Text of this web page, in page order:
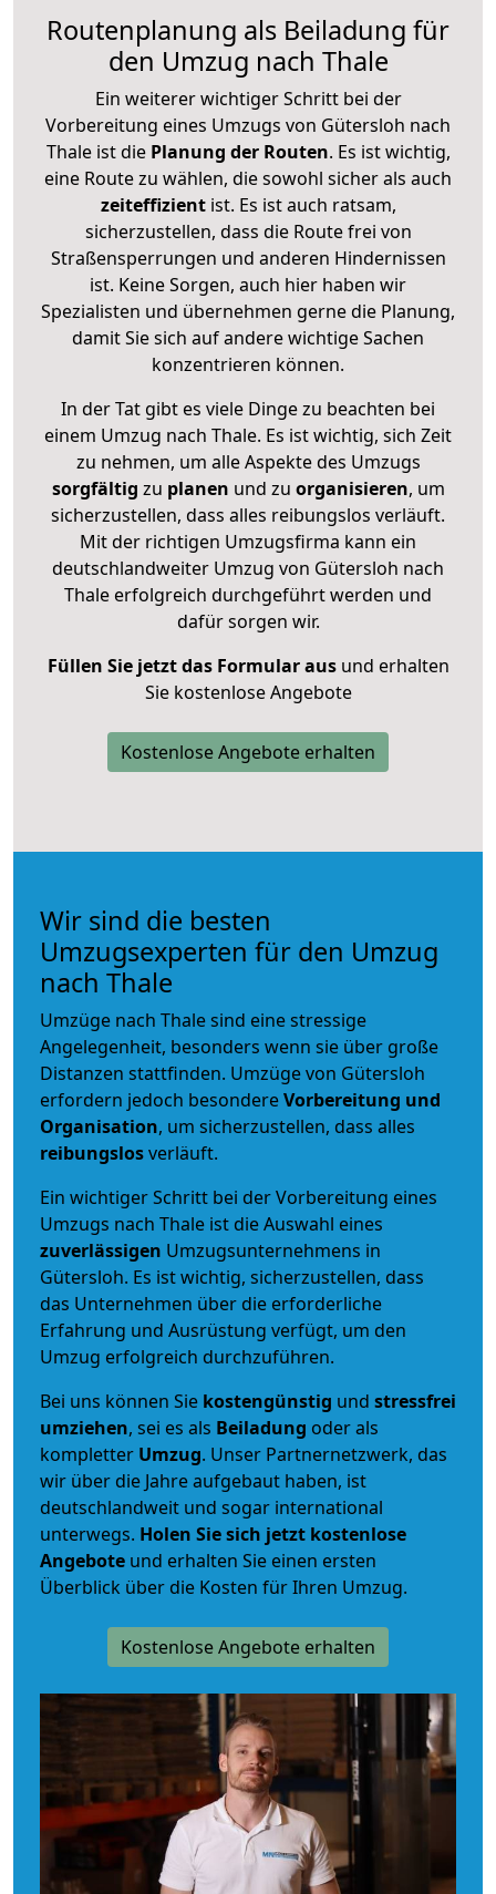
Routenplanung als Beiladung für
den Umzug nach Thale
Ein weiterer wichtiger Schritt bei der
Vorbereitung eines Umzugs von Gütersloh nach
Thale ist diePlanung der Routen. Es ist wichtig,
eine Route zu wählen, die sowohl sicher als auch
zeiteffizientist. Es ist auch ratsam,
sicherzustellen, dass die Route frei von
Straßensperrungen und anderen Hindernissen
ist. Keine Sorgen, auch hier haben wir
Spezialisten und übernehmen gerne die Planung,
damit Sie sich auf andere wichtige Sachen
konzentrieren können.
In der Tat gibt es viele Dinge zu beachten bei
einem Umzug nach Thale. Es ist wichtig, sich Zeit
zu nehmen, um alle Aspekte des Umzugs
sorgfältig zu planen und zu organisieren, um
sicherzustellen, dass alles reibungslos verläuft.
Mit der richtigen Umzugsfirma kann ein
deutschlandweiter Umzug von Gütersloh nach
Thale erfolgreich durchgeführt werden und
dafür sorgen wir.
Füllen Sie jetzt das Formular ausund erhalten
Sie kostenlose Angebote
Kostenlose Angebote erhalten
Wir sind die besten
Umzugsexperten für den Umzug
nach Thale
Umzüge nach Thale sind eine stressige
Angelegenheit, besonders wenn sie über große
Distanzen stattfinden. Umzüge von Gütersloh
erfordern jedoch besondereVorbereitung und
Organisation, um sicherzustellen, dass alles
reibungslosverläuft.
Ein wichtiger Schritt bei der Vorbereitung eines
Umzugs nach Thale ist die Auswahl eines
zuverlässigen Umzugsunternehmens in
Gütersloh. Es ist wichtig, sicherzustellen, dass
das Unternehmen über die erforderliche
Erfahrung und Ausrüstung verfügt, um den
Umzug erfolgreich durchzuführen.
Bei uns können Sie kostengünstig und stressfrei
umziehen, sei es als Beiladung oder als
kompletter Umzug. Unser Partnernetzwerk, das
wir über die Jahre aufgebaut haben, ist
deutschlandweit und sogar international
unterwegs. Holen Sie sich jetzt kostenlose
Angebote und erhalten Sie einen ersten
Überblick über die Kosten für Ihren Umzug.
Kostenlose Angebote erhalten